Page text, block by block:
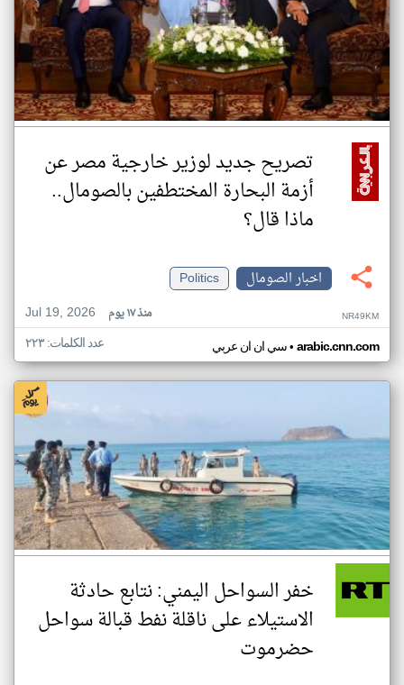
تصريح جديد لوزير خارجية مصر عن
أزمة البحارة المختطفين بالصومال..
ماذا قال؟
اخبار الصومال
Politics
Jul 19, 2026
منذ ١٧ يوم NR49KM
سي ان ان عربي• arabic.cnn.com عدد الكلمات: ٢٢٣
خفر السواحل اليمني: نتابع حادثة
الاستيلاء على ناقلة نفط قبالة سواحل
حضرموت